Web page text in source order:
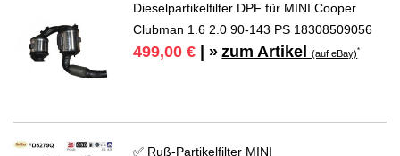
Dieselpartikelfilter DPF für MINI Cooper
Clubman 1.6 2.0 90-143 PS 18308509056
499,00 € | » zum Artikel(auf eBay)*
✅ Ruß-Partikelfilter MINI